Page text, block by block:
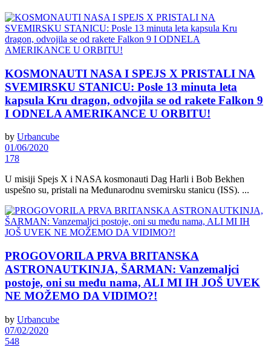
KOSMONAUTI NASA I SPEJS X PRISTALI NA
SVEMIRSKU STANICU: Posle 13 minuta leta
kapsula Kru dragon, odvojila se od rakete Falkon 9
I ODNELA AMERIKANCE U ORBITU!
by Urbancube
01/06/2020
178
U misiji Spejs X i NASA kosmonauti Dag Harli i Bob Bekhen
uspešno su, pristali na Međunarodnu svemirsku stanicu (ISS). ...
PROGOVORILA PRVA BRITANSKA
ASTRONAUTKINJA, ŠARMAN: Vanzemaljci
postoje, oni su među nama, ALI MI IH JOŠ UVEK
NE MOŽEMO DA VIDIMO?!
by Urbancube
07/02/2020
548